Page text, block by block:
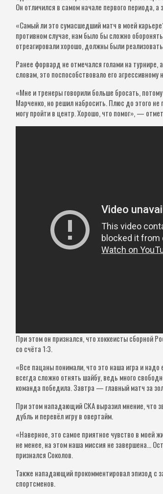
Он отличился в самом начале первого периода,
«Самый ли это сумасшедший матч в моей
противном случае, нам было бы сложно
отреагировали хорошо, должны были
Ранее форвард не отмечался голами на турнире,
словам, это поспособствовало его
«Мне и тренеры говорили больше бросать,
Марченко, но решил набросить. Плюс до этого
могу пройти в центр. Хорошо, что помог», —
При этом он признался, что хоккеисты сборной
со счёта 1:3.
«Все пацаны понимали, что это наша игра и
всегда сложно отнять шайбу, ведь много
команда победила. Завтра — главный матч за
При этом нападающий СКА выразил мнение, что
дубль и перевёл игру в овертайм.
«Наверное, это самое приятное чувство в моей
не менее, на этом наша миссия не завершена…
признался Соколов.
Также нападающий прокомментировал эпизод с
спортсменов.